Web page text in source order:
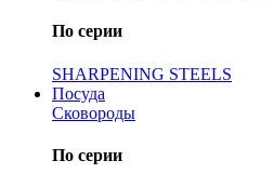
По серии
SHARPENING STEELS
Посуда
Сковороды
По серии